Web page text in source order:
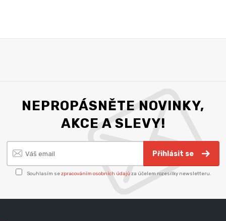
NEPROPÁSNĚTE NOVINKY,
AKCE A SLEVY!
Přihlásit se
Souhlasím sezpracováním osobních údajů za účelem rozesílky newsletteru.